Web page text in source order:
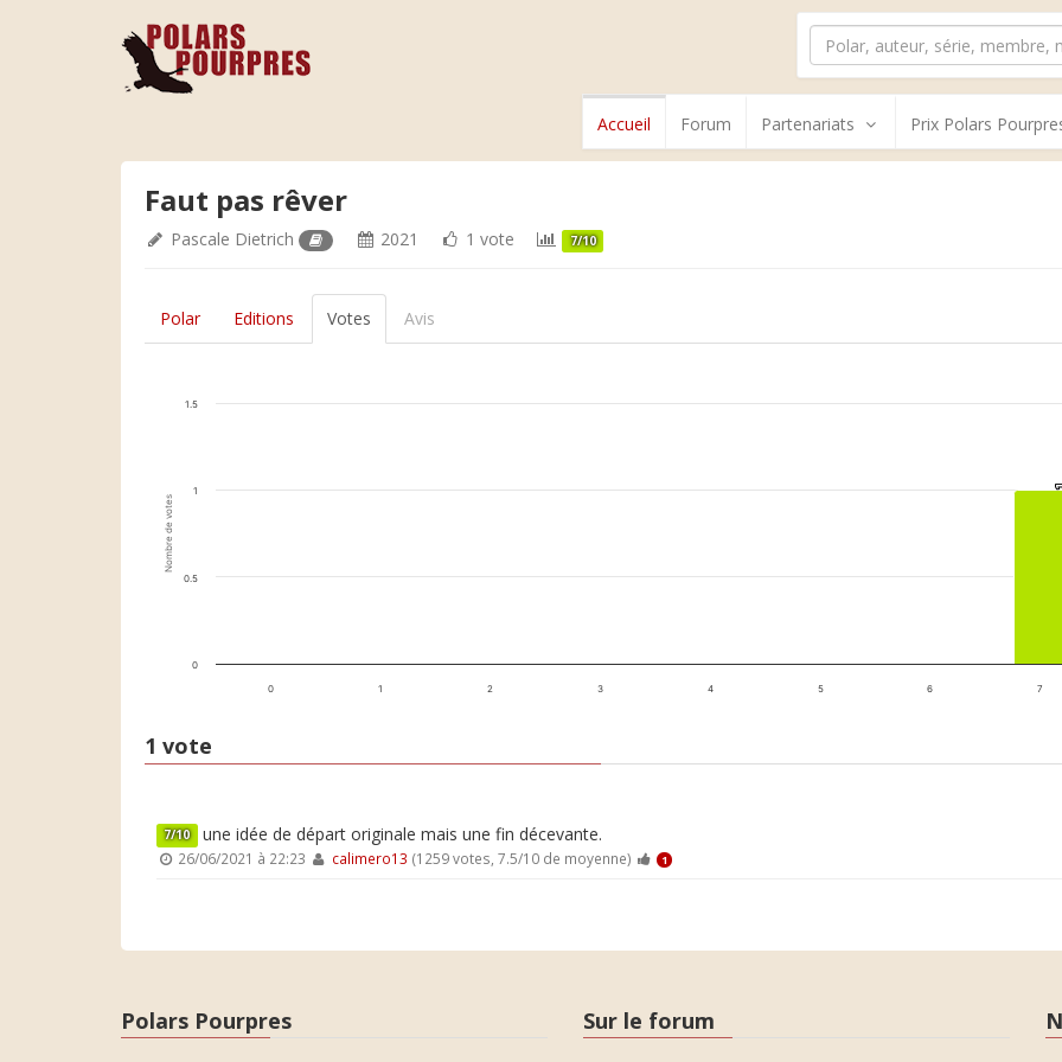
Accueil Forum Partenariats Prix Polars
Faut pas rêver
Pascale Dietrich 2021 1 vote 7/10
Polar Editions Votes Avis
Nombre de votes
0 1 2 3 4 5 6 7
0
0.5
1
1.5
1 vote
7/10 une idée de départ originale mais une fin décevante.
26/06/2021 à 22:23 calimero13 (1259 votes, 7.5/10 de moyenne) 1
Polars Pourpres Sur le forum